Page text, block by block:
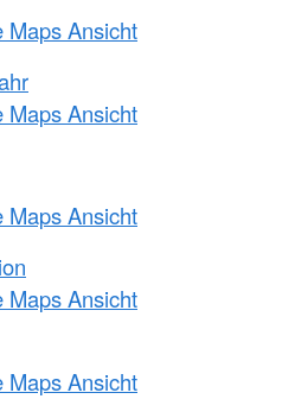
Maps Ansicht
Maps Ansicht
Maps Ansicht
Maps Ansicht
Maps Ansicht